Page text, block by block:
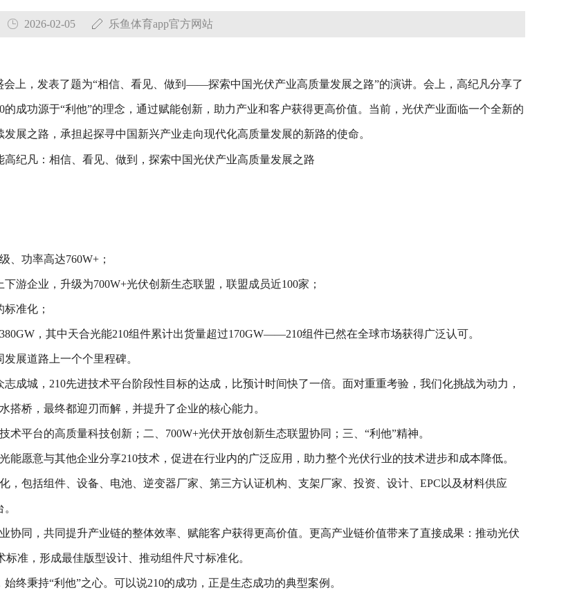
2026-02-05 乐鱼体育app官方网站
会上，发表了题为“相信、看见、做到——探索中国光伏产业高质量发展之路”的演讲。会上，高纪凡分享了
成功源于“利他”的理念，通过赋能创新，助力产业和客户获得更高价值。当前，光伏产业面临一个全新的
展之路，承担起探寻中国新兴产业走向现代化高质量发展的新路的使命。
、功率高达760W+；
游企业，升级为700W+光伏创新生态联盟，联盟成员近100家；
准化；
，其中天合光能210组件累计出货量超过170GW——210组件已然在全球市场获得广泛认可。
展道路上一个个里程碑。
成城，210先进技术平台阶段性目标的达成，比预计时间快了一倍。面对重重考验，我们化挑战为动力，
搭桥，最终都迎刃而解，并提升了企业的核心能力。
平台的高质量科技创新；二、700W+光伏开放创新生态联盟协同；三、“利他”精神。
能愿意与其他企业分享210技术，促进在行业内的广泛应用，助力整个光伏行业的技术进步和成本降低。
，包括组件、设备、电池、逆变器厂家、第三方认证机构、支架厂家、投资、设计、EPC以及材料供应
协同，共同提升产业链的整体效率、赋能客户获得更高价值。更高产业链价值带来了直接成果：推动光伏
准，形成最佳版型设计、推动组件尺寸标准化。
终秉持“利他”之心。可以说210的成功，正是生态成功的典型案例。